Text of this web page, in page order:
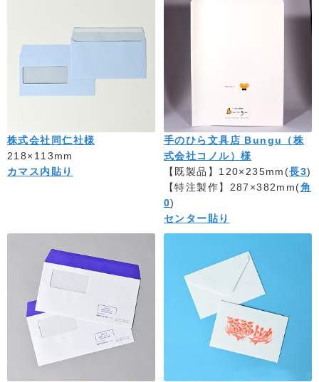
株式会社同仁社様
218×113mm
カマス内貼り
手のひら文具店 Bungu（株
式会社コノル）様
【既製品】120×235mm(長3)
【特注製作】287×382mm(角
0)
センター貼り